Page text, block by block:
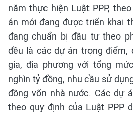
năm thực hiện Luật PPP,
án mới đang được triển khai
đang chuẩn bị đầu tư theo
đều là các dự án trọng điểm,
gia, địa phương với tổng
nghìn tỷ đồng, nhu cầu sử
đồng vốn nhà nước. Các dự
theo quy định của Luật PPP